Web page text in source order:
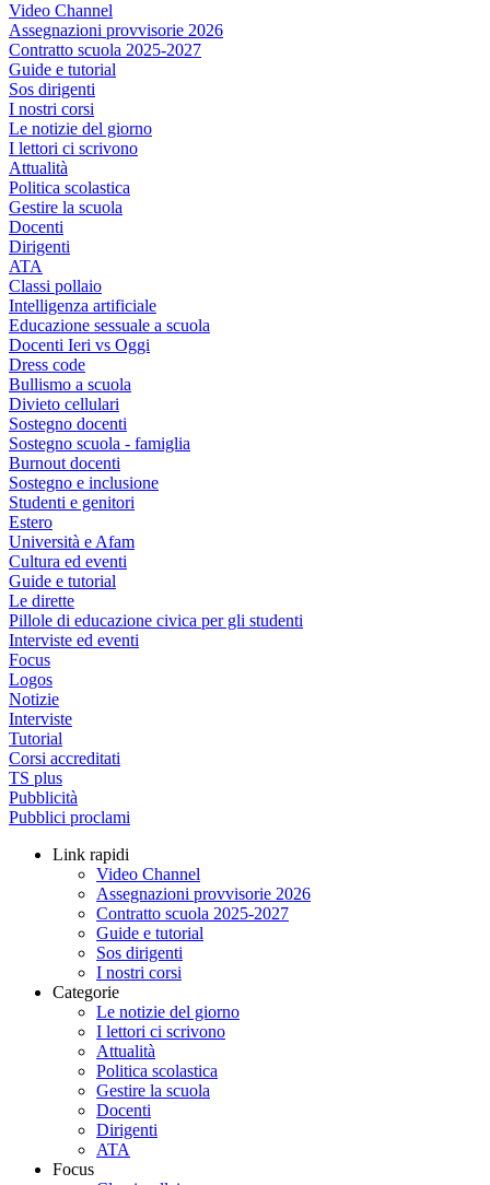
Video Channel
Assegnazioni provvisorie 2026
Contratto scuola 2025-2027
Guide e tutorial
Sos dirigenti
I nostri corsi
Le notizie del giorno
I lettori ci scrivono
Attualità
Politica scolastica
Gestire la scuola
Docenti
Dirigenti
ATA
Classi pollaio
Intelligenza artificiale
Educazione sessuale a scuola
Docenti Ieri vs Oggi
Dress code
Bullismo a scuola
Divieto cellulari
Sostegno docenti
Sostegno scuola - famiglia
Burnout docenti
Sostegno e inclusione
Studenti e genitori
Estero
Università e Afam
Cultura ed eventi
Guide e tutorial
Le dirette
Pillole di educazione civica per gli studenti
Interviste ed eventi
Focus
Logos
Notizie
Interviste
Tutorial
Corsi accreditati
TS plus
Pubblicità
Pubblici proclami
Link rapidi
Video Channel
Assegnazioni provvisorie 2026
Contratto scuola 2025-2027
Guide e tutorial
Sos dirigenti
I nostri corsi
Categorie
Le notizie del giorno
I lettori ci scrivono
Attualità
Politica scolastica
Gestire la scuola
Docenti
Dirigenti
ATA
Focus